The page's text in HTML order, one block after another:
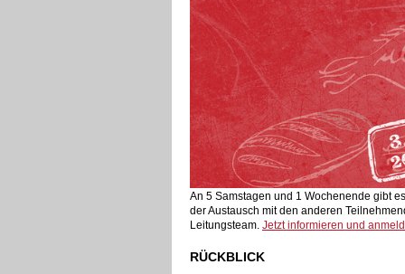
An 5 Samstagen und 1 Wochenende gibt
der Austausch mit den anderen
Leitungsteam. Jetzt informieren und
RÜCKBLICK